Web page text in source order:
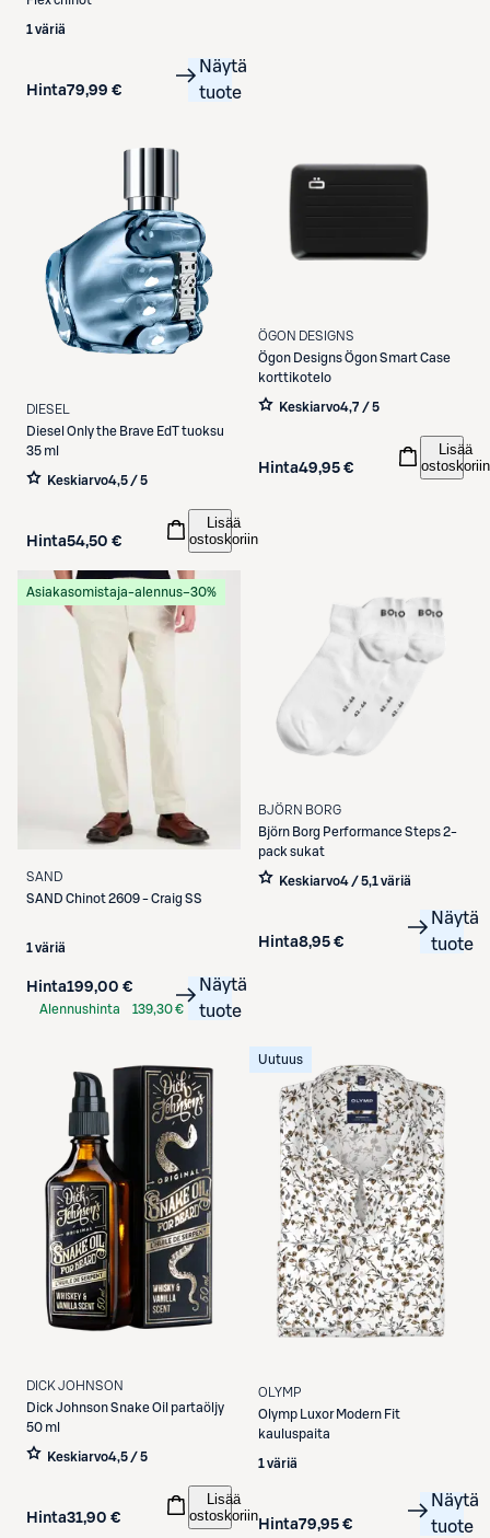
1 väriä
Hinta79,99 €
Näytä
tuote
DIESEL
Diesel Only the Brave EdT tuoksu
35 ml
Keskiarvo4,5 / 5
Hinta54,50 €
Lisää
ostoskoriin
ÖGON DESIGNS
Ögon DesignsÖgon Smart Case
korttikotelo
Keskiarvo4,7 / 5
Hinta49,95 €
Lisää
ostoskoriin
Asiakasomistaja-alennus−30%
SAND
SAND Chinot 2609 - Craig SS
1 väriä
Hinta199,00 €
Alennushinta
139,30 €
Näytä
tuote
BJÖRN BORG
Björn Borg Performance Steps 2-
pack sukat
Keskiarvo4 / 5,1 väriä
Hinta8,95 €
Näytä
tuote
DICK JOHNSON
Dick JohnsonSnake Oil partaöljy
50 ml
Keskiarvo4,5 / 5
Hinta31,90 €
Lisää
ostoskoriin
Uutuus
OLYMP
Olymp
Luxor Modern Fit
kauluspaita
1 väriä
Hinta79,95 €
Näytä
tuote